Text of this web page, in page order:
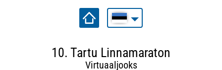
10. Tartu Linnamaraton
Virtuaaljooks